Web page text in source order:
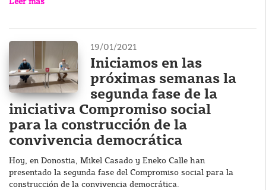
19/01/2021
Iniciamos en las
próximas semanas la
segunda fase de la
iniciativa Compromiso social
para la construcción de la
convivencia democrática
Hoy, en Donostia, Mikel Casado y Eneko Calle han
presentado la segunda fase del Compromiso social para la
construcción de la convivencia democrática.